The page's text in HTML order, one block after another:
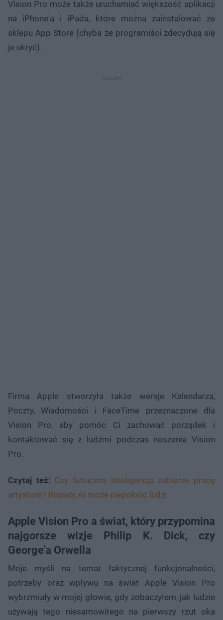
Vision Pro może także uruchamiać większość aplikacji
na iPhone'a i iPada, które można zainstalować ze
sklepu App Store (chyba że programiści zdecydują się
je ukryć).
Firma Apple stworzyła także wersje Kalendarza,
Poczty, Wiadomości i FaceTime przeznaczone dla
Vision Pro, aby pomóc Ci zachować porządek i
kontaktować się z ludźmi podczas noszenia Vision
Pro.
Czytaj też: Czy Sztuczna inteligencja zabierze pracę
artystom? Rozwój AI może niepokoić ludzi
Apple Vision Pro a świat, który przypomina
najgorsze wizje Philip K. Dick, czy
George'a Orwella
Moje myśli na temat faktycznej funkcjonalności,
potrzeby oraz wpływu na świat Apple Vision Pro
wybrzmiały w mojej głowie, gdy zobaczyłem, jak ludzie
używają tego niesamowitego na pierwszy rzut oka